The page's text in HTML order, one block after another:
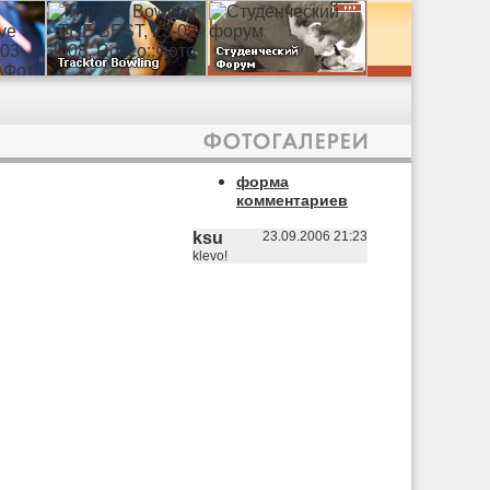
форма
комментариев
ksu
23.09.2006 21:23
klevo!